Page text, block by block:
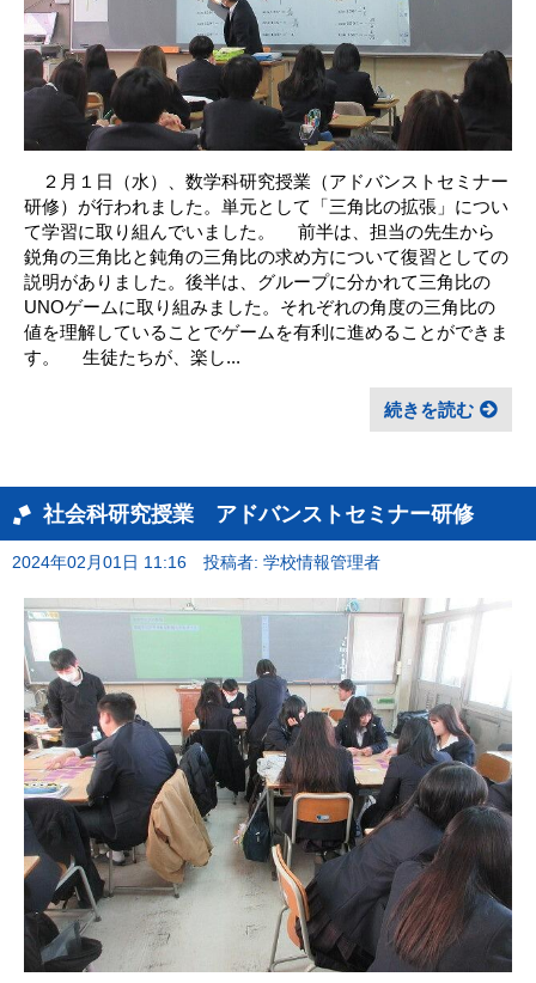
２月１日（水）、数学科研究授業（アドバンストセミナー
研修）が行われました。単元として「三角比の拡張」につい
て学習に取り組んでいました。 前半は、担当の先生から
鋭角の三角比と鈍角の三角比の求め方について復習としての
説明がありました。後半は、グループに分かれて三角比の
UNOゲームに取り組みました。それぞれの角度の三角比の
値を理解していることでゲームを有利に進めることができま
す。 生徒たちが、楽し...
続きを読む
社会科研究授業 アドバンストセミナー研修
2024年02月01日 11:16 投稿者: 学校情報管理者